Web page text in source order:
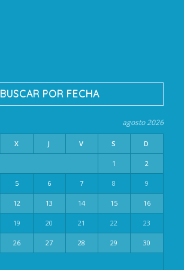
BUSCAR POR FECHA
agosto 2026
X J V S D
1 2
5 6 7 8 9
12 13 14 15 16
19 20 21 22 23
26 27 28 29 30